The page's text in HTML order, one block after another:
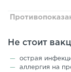
Не стоит
острая
аллергия на